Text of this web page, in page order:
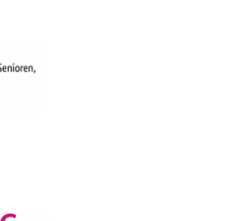
stimme diesen zu.